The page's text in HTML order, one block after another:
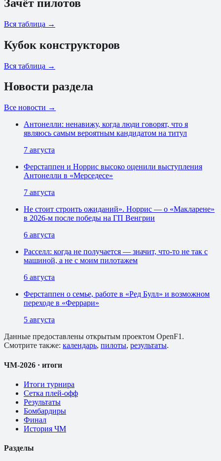
Зачёт пилотов
Вся таблица →
Кубок конструкторов
Вся таблица →
Новости раздела
Все новости →
Антонелли: ненавижу, когда люди говорят, что я
являюсь самым вероятным кандидатом на титул
7 августа
Ферстаппен и Норрис высоко оценили выступления
Антонелли в «Мерседесе»
7 августа
Не стоит строить ожиданий». Норрис — о «Макларене»
в 2026-м после победы на ГП Венгрии
6 августа
Расселл: когда не получается — значит, что-то не так с
машиной, а не с моим пилотажем
6 августа
Ферстаппен о семье, работе в «Ред Булл» и возможном
переходе в «Феррари»
5 августа
Данные предоставлены открытым проектом OpenF1.
Смотрите также: календарь, пилоты, результаты.
ЧМ-2026 · итоги
Итоги турнира
Сетка плей-офф
Результаты
Бомбардиры
Финал
История ЧМ
Разделы